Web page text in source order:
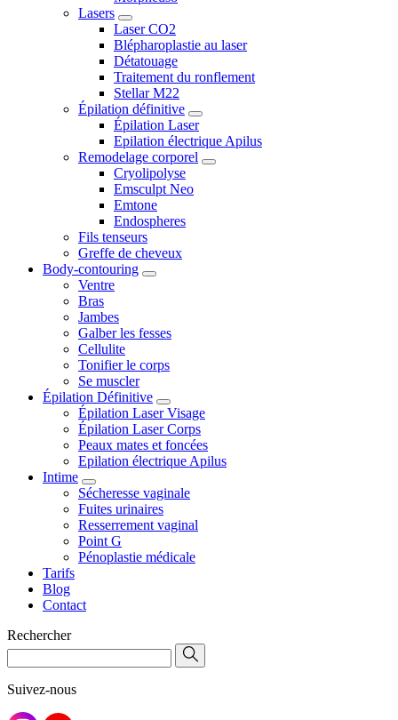
Lasers
Laser CO2
Blépharoplastie au laser
Détatouage
Traitement du ronflement
Stellar M22
Épilation définitive
Épilation Laser
Epilation électrique Apilus
Remodelage corporel
Cryolipolyse
Emsculpt Neo
Emtone
Endospheres
Fils tenseurs
Greffe de cheveux
Body-contouring
Ventre
Bras
Jambes
Galber les fesses
Cellulite
Tonifier le corps
Se muscler
Épilation Définitive
Épilation Laser Visage
Épilation Laser Corps
Peaux mates et foncées
Epilation électrique Apilus
Intime
Sécheresse vaginale
Fuites urinaires
Resserrement vaginal
Point G
Pénoplastie médicale
Tarifs
Blog
Contact
Rechercher
Suivez-nous